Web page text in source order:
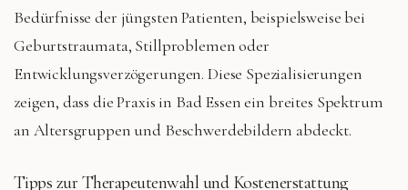
Bedürfnisse der jüngsten Patienten, beispielsweise bei
Geburtstraumata, Stillproblemen oder
Entwicklungsverzögerungen. Diese Spezialisierungen
zeigen, dass die Praxis in Bad Essen ein breites Spektrum
an Altersgruppen und Beschwerdebildern abdeckt.
Tipps zur Therapeutenwahl und Kostenerstattung